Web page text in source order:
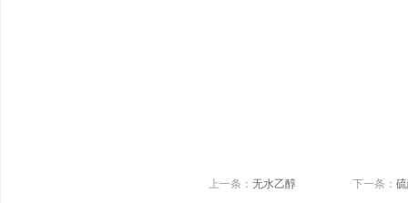
上一条： 无水乙醇 下一条：